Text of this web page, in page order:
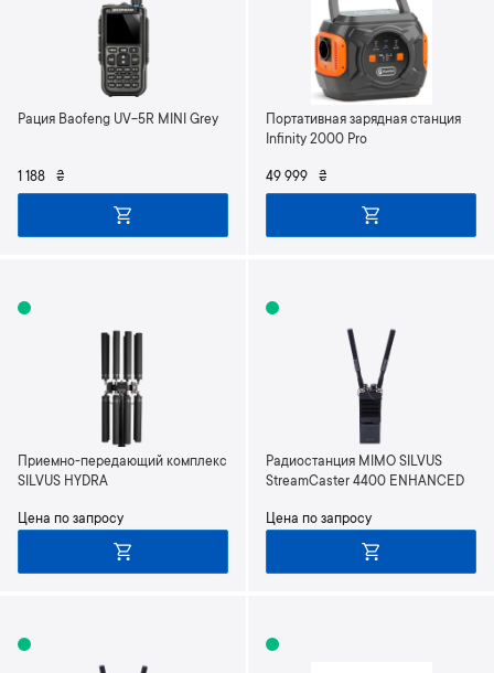
Рация Baofeng UV-5R MINI Grey
1 188 ₴
Портативная зарядная станция
Infinity 2000 Pro
49 999 ₴
Приемно-передающий комплекс
SILVUS HYDRA
Цена по запросу
Радиостанция MIMO SILVUS
StreamCaster 4400 ENHANCED
Цена по запросу